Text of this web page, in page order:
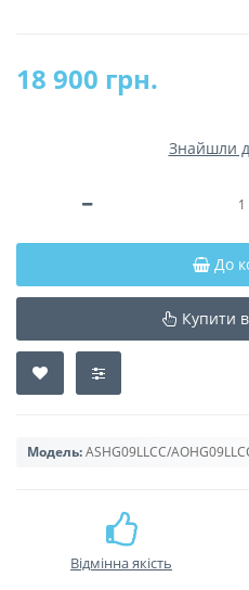
18 900 грн.
Знайшли
До
Купити
Модель:ASHG09LLCC/
Відмінна якість